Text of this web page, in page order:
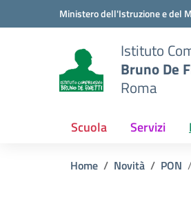
Vai ai contenuti
Vai al menu di navigazioneMinistero dell'Istruzione e del
Istituto
Bruno De
Roma
Scuola Servizi
Home Novità PON